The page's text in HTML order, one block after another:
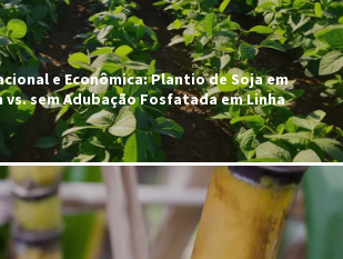
e Econômica: Plantio de Soja em
vs. sem Adubação Fosfatada em Linha